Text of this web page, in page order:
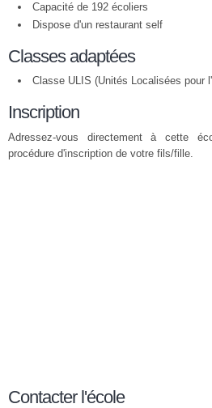
Capacité de 192 écoliers
Dispose d'un restaurant self
Classes adaptées
Classe ULIS (Unités Localisées pour
Inscription
Adressez-vous directement à cette
procédure d'inscription de votre fils/fille.
Contacter l'école